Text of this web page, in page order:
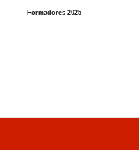
Formadores 2025